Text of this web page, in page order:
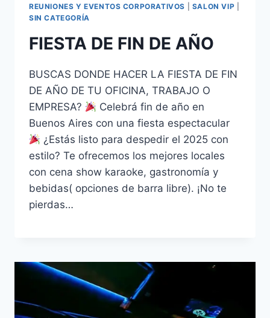
REUNIONES Y EVENTOS CORPORATIVOS SALON VIP
SIN CATEGORÍA
FIESTA DE FIN DE AÑO
BUSCAS DONDE HACER LA FIESTA DE FIN
DE AÑO DE TU OFICINA, TRABAJO O
EMPRESA?
Celebrá fin de año en
Buenos Aires con una fiesta espectacular
¿Estás listo para despedir el 2025 con
estilo? Te ofrecemos los mejores locales
con cena show karaoke, gastronomía y
bebidas( opciones de barra libre). ¡No te
pierdas…